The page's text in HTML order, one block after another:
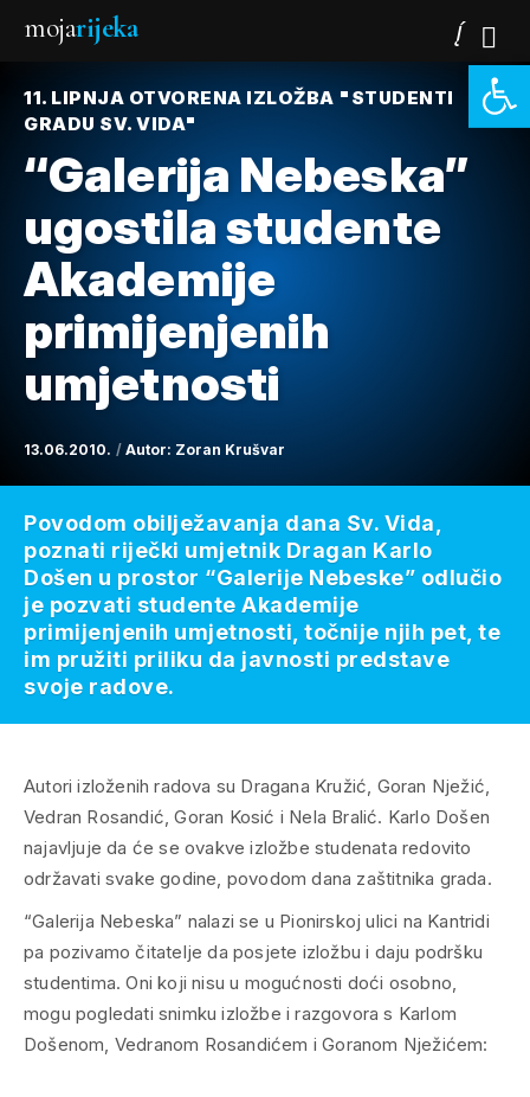
mojarijeka
11. LIPNJA OTVORENA IZLOŽBA "STUDENTI
GRADU SV. VIDA"
“Galerija Nebeska”
ugostila studente
Akademije
primijenjenih
umjetnosti
13.06.2010. Autor: Zoran Krušvar
Autori izloženih radova su Dragana Kružić, Goran Nježić,
Vedran Rosandić, Goran Kosić i Nela Bralić. Karlo Došen
najavljuje da će se ovakve izložbe studenata redovito
održavati svake godine, povodom dana zaštitnika grada.
“Galerija Nebeska” nalazi se u Pionirskoj ulici na Kantridi
pa pozivamo čitatelje da posjete izložbu i daju podršku
studentima. Oni koji nisu u mogućnosti doći osobno,
mogu pogledati snimku izložbe i razgovora s Karlom
Došenom, Vedranom Rosandićem i Goranom Nježićem:
Povodom obilježavanja dana Sv. Vida,
poznati riječki umjetnik Dragan Karlo
Došen u prostor “Galerije Nebeske” odlučio
je pozvati studente Akademije
primijenjenih umjetnosti, točnije njih pet, te
im pružiti priliku da javnosti predstave
svoje radove.